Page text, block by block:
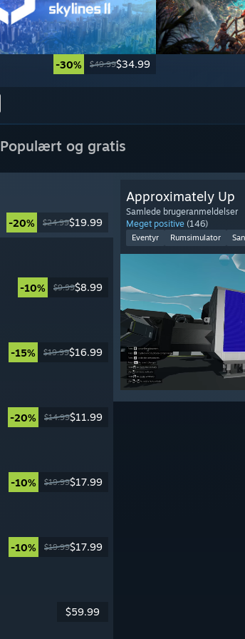
-30% $49.99$34.99
Populært og gratis
-20% $24.99$19.99
-10% $9.99$8.99
-15% $19.99$16.99
-20% $14.99$11.99
-10% $19.99$17.99
-10% $19.99$17.99
$59.99
Approximately Up
Samlede brugeranmeldelser
Meget positive (146)
Eventyr Rumsimulator